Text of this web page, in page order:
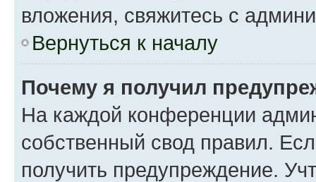
вложения, свяжитесь с
Вернуться к началу
Почему я получил
На каждой конференции
собственный свод правил.
получить предупреждение.